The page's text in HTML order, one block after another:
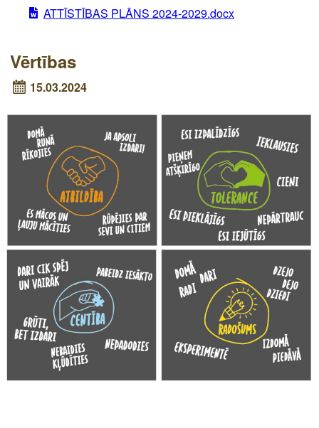
ATTĪSTĪBAS PLĀNS 2024-2029.docx
Vērtības
15.03.2024